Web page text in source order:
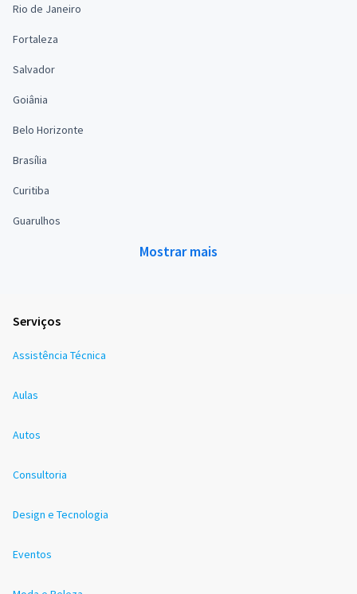
Rio de Janeiro
Fortaleza
Salvador
Goiânia
Belo Horizonte
Brasília
Curitiba
Guarulhos
Mostrar mais
Serviços
Assistência Técnica
Aulas
Autos
Consultoria
Design e Tecnologia
Eventos